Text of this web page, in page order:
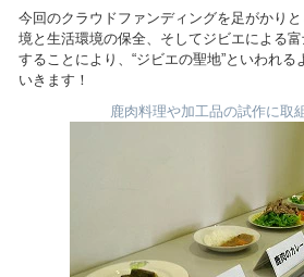
今回のクラウドファンディングを足がかり
境と生活環境の保全、そしてジビエによる
することにより、“ジビエの聖地”といわれ
いきます！
鹿肉料理や加工品の試作に取